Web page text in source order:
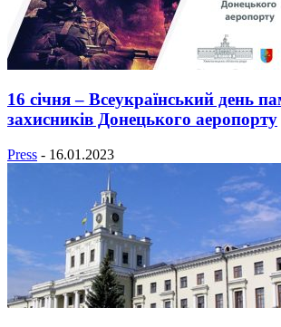
16 січня – Всеукраїнський день
захисників Донецького аеропорту
Press - 16.01.2023